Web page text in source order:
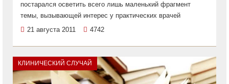
постарался осветить всего лишь маленький фрагмент
темы, вызывающей интерес у практических врачей
21 августа 2011
4742
КЛИНИЧЕСКИЙ СЛУЧАЙ